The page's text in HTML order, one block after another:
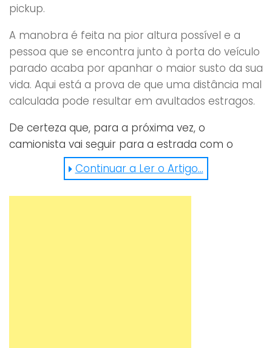
pickup.
A manobra é feita na pior altura possível e a
pessoa que se encontra junto à porta do veículo
parado acaba por apanhar o maior susto da sua
vida. Aqui está a prova de que uma distância mal
calculada pode resultar em avultados estragos.
De certeza que, para a próxima vez, o
camionista vai seguir para a estrada com o
dobro da atenção! O seu bolso agradece!
Continuar a Ler o Artigo...